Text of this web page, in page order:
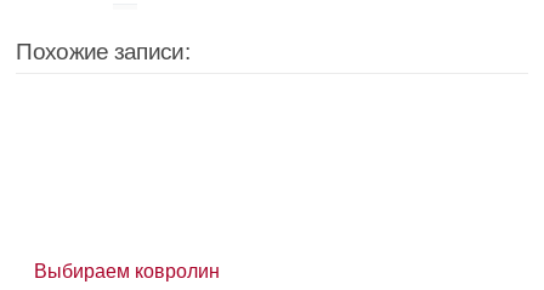
Похожие записи:
Выбираем ковролин